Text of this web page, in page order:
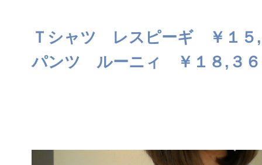
Ｔシャツ レスピーギ ￥１５,
パンツ ルーニィ ￥１８,３